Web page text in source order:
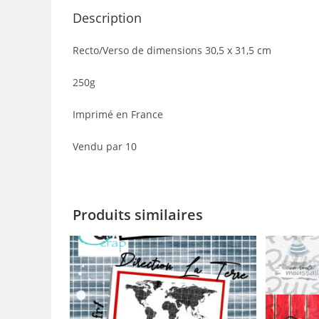
Description
Recto/Verso de dimensions 30,5 x 31,5 cm
250g
Imprimé en France
Vendu par 10
Produits similaires